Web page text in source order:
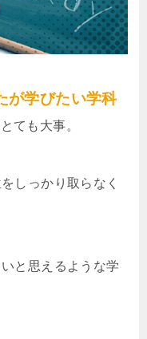
が学びたい学科
ても大事。
しっかり取らなく
と思えるような学